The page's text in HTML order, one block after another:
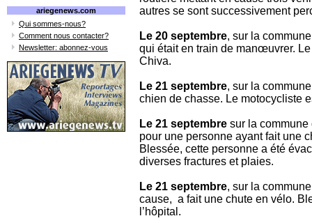
ariegenews.com
Qui sommes-nous?
Comment nous contacter?
Newsletter: abonnez-vous
autres se sont successivement
Le 20 septembre, sur la
qui était en train de manœuvrer.
Chiva.
Le 21 septembre, sur la
chien de chasse. Le motocycliste
Le 21 septembre sur la commune
pour une personne ayant fait une
Blessée, cette personne a été
diverses fractures et plaies.
Le 21 septembre, sur la
cause, a fait une chute en vélo.
l’hôpital.